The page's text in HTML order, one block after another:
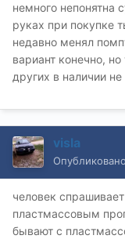
немного непонятна
руках при покупке
недавно менял
вариант конечно,
других в наличии
visla
Опубликовано
человек
пластмассовым
бывают с